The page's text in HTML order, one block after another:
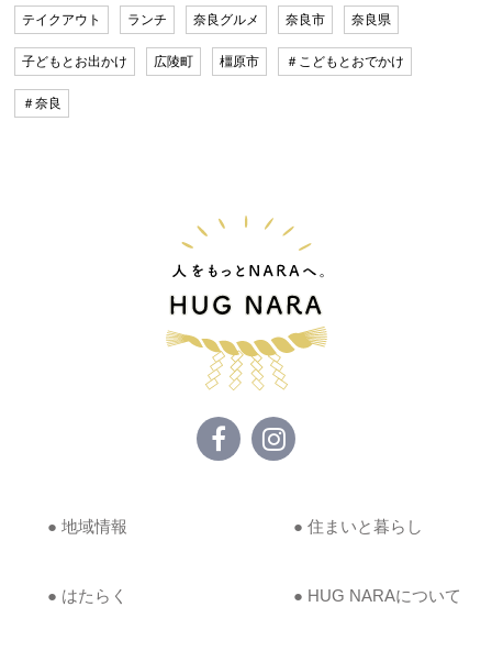
テイクアウト ランチ 奈良グルメ 奈良市 奈良県
子どもとお出かけ 広陵町 橿原市 ＃こどもとおでかけ
＃奈良
● 地域情報 ● 住まいと暮らし
● はたらく ● HUG NARAについて